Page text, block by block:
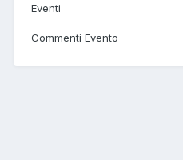
Eventi
Commenti Evento